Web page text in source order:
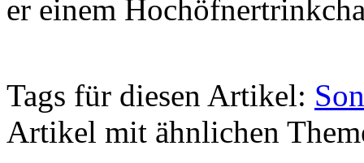
er einem
Tags für diesen Artikel:
Artikel mit ähnlichen